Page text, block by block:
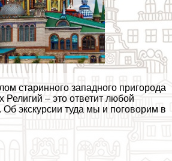
старинного западного пригорода
– это ответит любой
Об экскурсии туда мы и поговорим в